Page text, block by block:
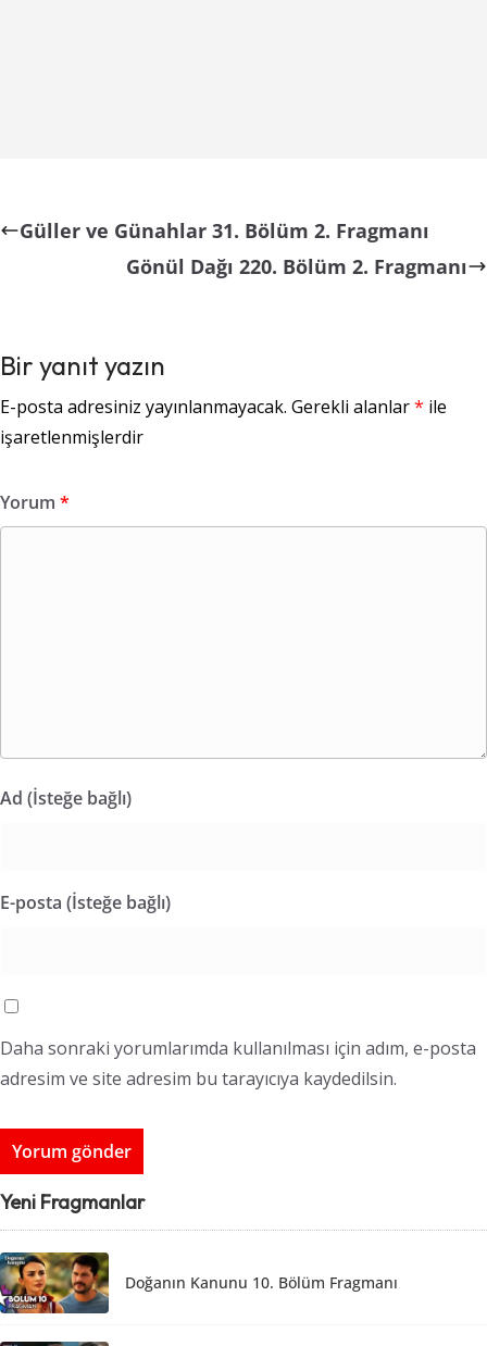
Güller ve Günahlar 31. Bölüm 2. Fragmanı
Gönül Dağı 220. Bölüm 2. Fragmanı
Bir yanıt yazın
E-posta adresiniz yayınlanmayacak. Gerekli alanlar* ile
işaretlenmişlerdir
Yorum *
Ad (İsteğe bağlı)
E-posta (İsteğe bağlı)
Daha sonraki yorumlarımda kullanılması için adım, e-posta
adresim ve site adresim bu tarayıcıya kaydedilsin.
Yeni Fragmanlar
Doğanın Kanunu 10. Bölüm Fragmanı